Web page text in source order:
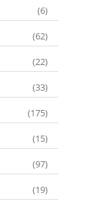
(6)
(62)
(22)
(33)
(175)
(15)
(97)
(19)